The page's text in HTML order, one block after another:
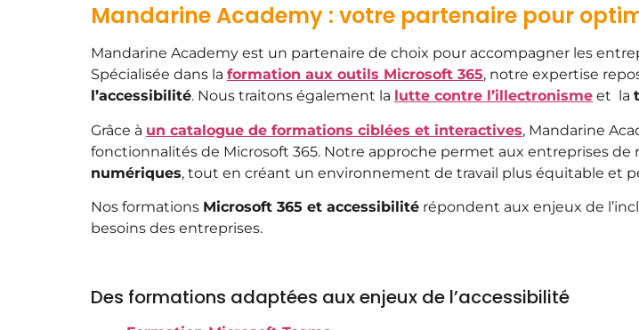
Mandarine Academy : votre partenaire pour
Mandarine Academy est un partenaire de choix pour accompagner les
Spécialisée dans la formation aux outils Microsoft 365, notre expertise
l’accessibilité. Nous traitons également la lutte contre l’illectronisme et la
Grâce à un catalogue de formations ciblées et interactives, Mandarine
fonctionnalités de Microsoft 365. Notre approche permet aux entreprises
numériques, tout en créant un environnement de travail plus équitable et
Nos formations Microsoft 365 et accessibilité répondent aux enjeux de
besoins des entreprises.
Des formations adaptées aux enjeux de l’accessibilité